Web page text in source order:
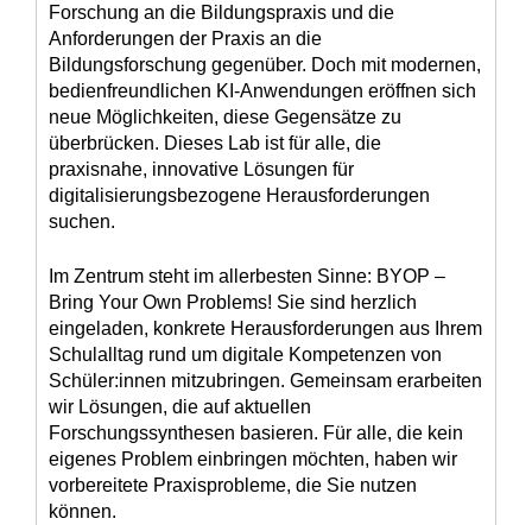
Forschung an die Bildungspraxis und die
Anforderungen der Praxis an die
Bildungsforschung gegenüber. Doch mit modernen,
bedienfreundlichen KI-Anwendungen eröffnen sich
neue Möglichkeiten, diese Gegensätze zu
überbrücken. Dieses Lab ist für alle, die
praxisnahe, innovative Lösungen für
digitalisierungsbezogene Herausforderungen
suchen.
Im Zentrum steht im allerbesten Sinne: BYOP –
Bring Your Own Problems! Sie sind herzlich
eingeladen, konkrete Herausforderungen aus Ihrem
Schulalltag rund um digitale Kompetenzen von
Schüler:innen mitzubringen. Gemeinsam erarbeiten
wir Lösungen, die auf aktuellen
Forschungssynthesen basieren. Für alle, die kein
eigenes Problem einbringen möchten, haben wir
vorbereitete Praxisprobleme, die Sie nutzen
können.